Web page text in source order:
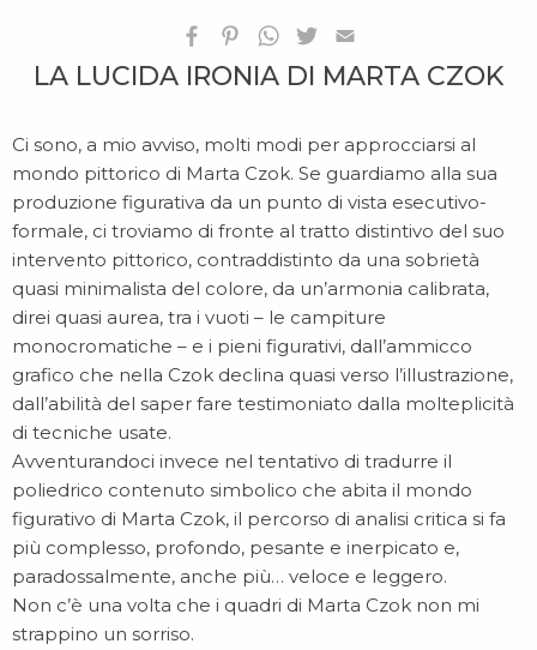
LA LUCIDA IRONIA DI MARTA CZOK
Ci sono, a mio avviso, molti modi per approcciarsi al
mondo pittorico di Marta Czok. Se guardiamo alla sua
produzione figurativa da un punto di vista esecutivo-
formale, ci troviamo di fronte al tratto distintivo del suo
intervento pittorico, contraddistinto da una sobrietà
quasi minimalista del colore, da un’armonia calibrata,
direi quasi aurea, tra i vuoti – le campiture
monocromatiche – e i pieni figurativi, dall’ammicco
grafico che nella Czok declina quasi verso l’illustrazione,
dall’abilità del saper fare testimoniato dalla molteplicità
di tecniche usate.
Avventurandoci invece nel tentativo di tradurre il
poliedrico contenuto simbolico che abita il mondo
figurativo di Marta Czok, il percorso di analisi critica si fa
più complesso, profondo, pesante e inerpicato e,
paradossalmente, anche più… veloce e leggero.
Non c’è una volta che i quadri di Marta Czok non mi
strappino un sorriso.